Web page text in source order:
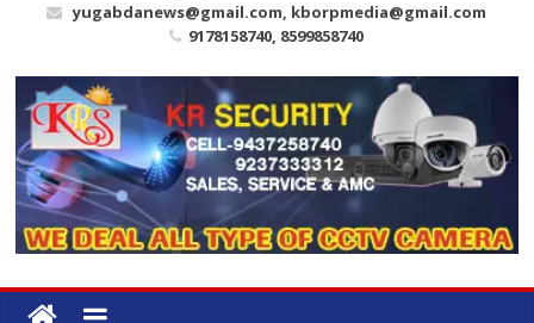
yugabdanews@gmail.com, kborpmedia@gmail.com
9178158740, 8599858740